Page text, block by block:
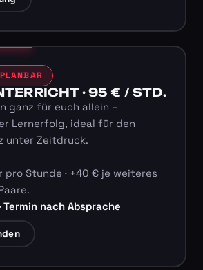
· 95 € / STD.
ganz für euch allein –
Lernerfolg, ideal für den
unter Zeitdruck.
pro Stunde · +40 € je weiteres
Termin nach Absprache